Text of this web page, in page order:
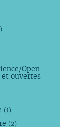
Open
ouvertes
(1)
(2)